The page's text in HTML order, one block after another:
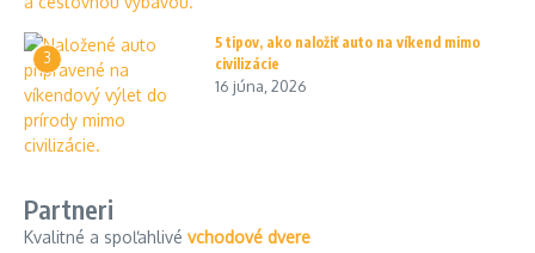
3
5 tipov, ako naložiť auto na víkend mimo
civilizácie
16 júna, 2026
Partneri
Kvalitné a spoľahlivé vchodové dvere